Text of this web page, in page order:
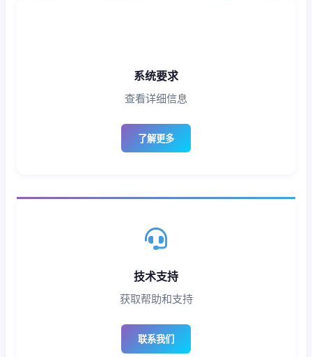
系统要求
查看详细信息
了解更多
技术支持
获取帮助和支持
联系我们